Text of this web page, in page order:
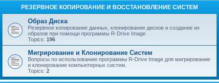
РЕЗЕРВНОЕ КОПИРОВАНИЕ И ВОССТАНОВЛЕНИЕ СИСТЕМ
Образ Диска
Резервное копирование данных, клонирование дисков и создание их
образов при помощи программы R-Drive Image
Topics: 196
Мигрирование и Клонирование Систем
Вопросы по использованию программы R-Drive Image для мигрирование
и клонирование компьютерных систем.
Topics: 2